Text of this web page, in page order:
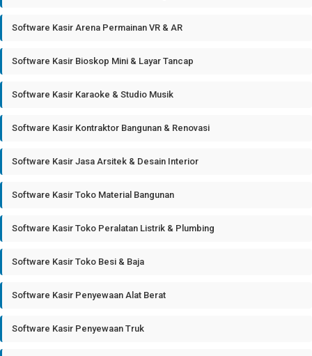
Software Kasir Arena Permainan VR & AR
Software Kasir Bioskop Mini & Layar Tancap
Software Kasir Karaoke & Studio Musik
Software Kasir Kontraktor Bangunan & Renovasi
Software Kasir Jasa Arsitek & Desain Interior
Software Kasir Toko Material Bangunan
Software Kasir Toko Peralatan Listrik & Plumbing
Software Kasir Toko Besi & Baja
Software Kasir Penyewaan Alat Berat
Software Kasir Penyewaan Truk